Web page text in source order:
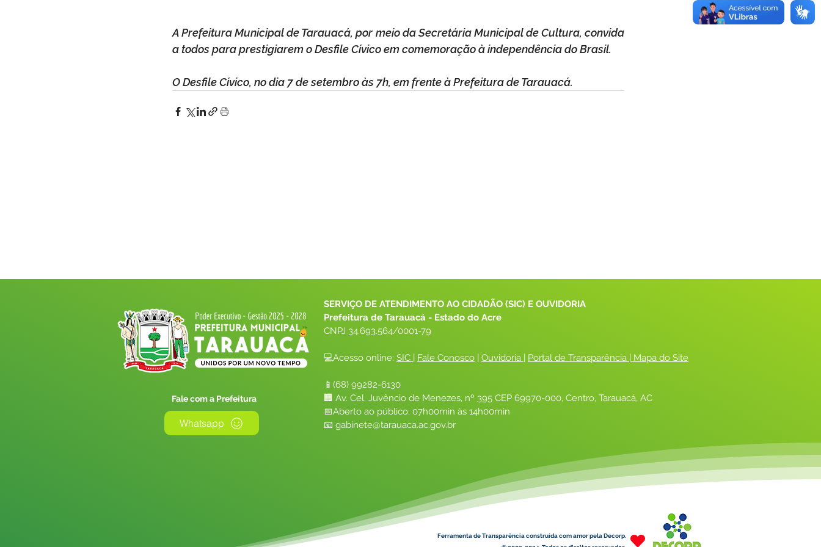
A Prefeitura Municipal de Tarauacá, por meio da Secretária Municipal de Cultura, convida
a todos para prestigiarem o Desfile Cívico em comemoração à independência do Brasil.
O Desfile Cívico, no dia 7 de setembro às 7h, em frente à Prefeitura de Tarauacá.
Fale com a Prefeitura
Whatsapp
SERVIÇO DE ATENDIMENTO AO CIDADÃO (SIC) E OUVIDORIA
Prefeitura de Tarauacá - Estado do Acre
CNPJ 34.693.564/0001-79
💻Acesso online: SIC | Fale Conosco | Ouvidoria | Portal de Transparência | Mapa do Site
📱(68) 99282-6130
🏢 Av. Cel. Juvêncio de Menezes, nº 395 CEP 69970-000, Centro, Tarauacá, AC
📅Aberto ao público: 07h00min às 14h00min
📧 gabinete@tarauaca.ac.gov.br
Ferramenta de Transparência construída com amor pela Decorp.